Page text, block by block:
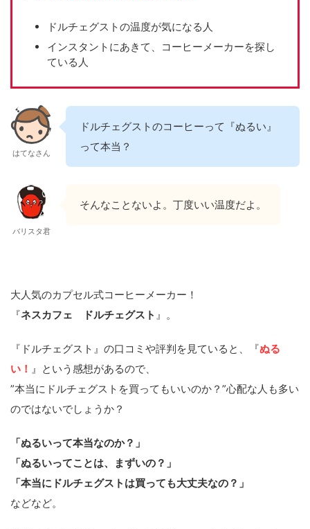
ドルチェグストの温度が気になる人
インスタントにあきて、コーヒーメーカーを探し
ている人
はてなさん
ドルチェグストのコーヒーって『ぬるい』
って本当？
バリスタ君
そんなことないよ。丁度いい温度だよ。
大人気のカプセル式コーヒーメーカー！
『ネスカフェ ドルチェグスト 』。
『ドルチェグスト』の口コミや評判を見ていると、『ぬる
い！ 』という感想があるので、
”本当にドルチェグストを買ってもいいのか？”心配な人も多い
のではないでしょうか？
「ぬるいって本当なのか？」
「ぬるいってことは、まずいの？」
「本当にドルチェグストは買っても大丈夫なの？」
などなど。